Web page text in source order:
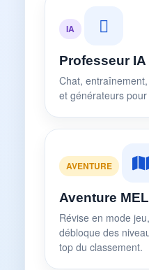
IA
Professeur IA
Chat,
et générateurs
AVENTURE
Aventure
Révise en mode
débloque des
top du classement.